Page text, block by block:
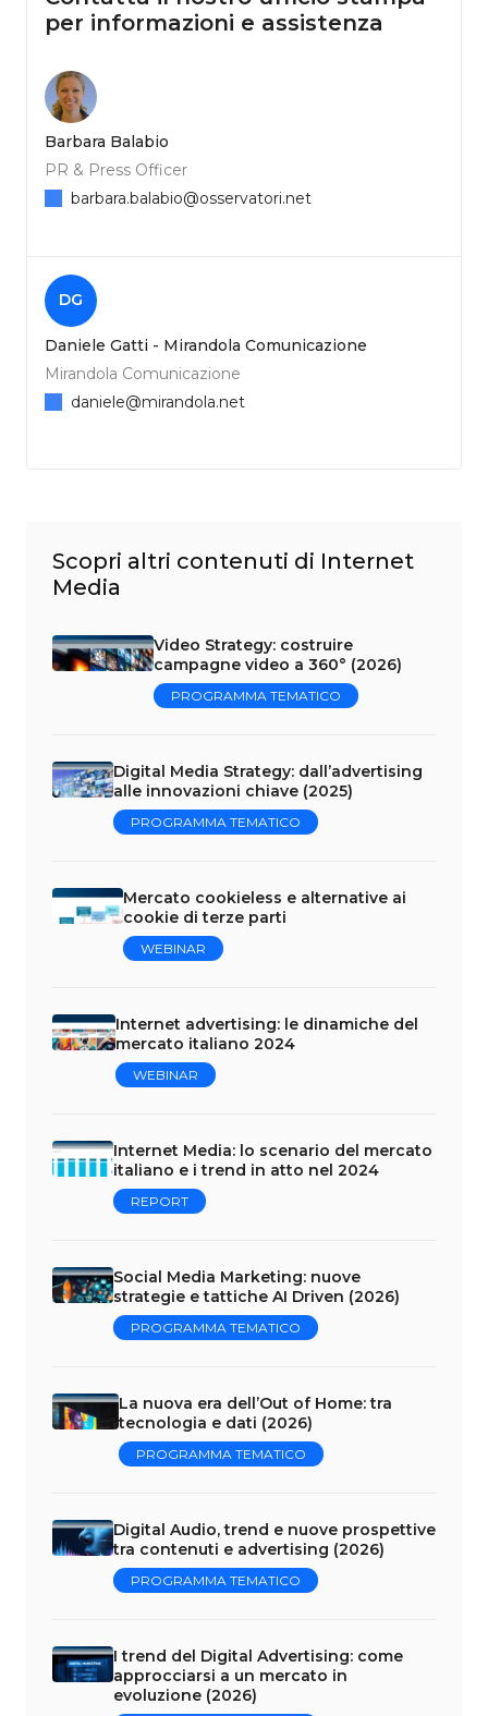
per informazioni e assistenza
Barbara Balabio
PR & Press Officer
barbara.balabio@osservatori.net
DG
Daniele Gatti - Mirandola Comunicazione
Mirandola Comunicazione
daniele@mirandola.net
Scopri altri contenuti di Internet
Media
Video Strategy: costruire
campagne video a 360° (2026)
PROGRAMMA TEMATICO
Digital Media Strategy: dall’advertising
alle innovazioni chiave (2025)
PROGRAMMA TEMATICO
Mercato cookieless e alternative ai
cookie di terze parti
WEBINAR
Internet advertising: le dinamiche del
mercato italiano 2024
WEBINAR
Internet Media: lo scenario del mercato
italiano e i trend in atto nel 2024
REPORT
Social Media Marketing: nuove
strategie e tattiche AI Driven (2026)
PROGRAMMA TEMATICO
La nuova era dell’Out of Home: tra
tecnologia e dati (2026)
PROGRAMMA TEMATICO
Digital Audio, trend e nuove prospettive
tra contenuti e advertising (2026)
PROGRAMMA TEMATICO
I trend del Digital Advertising: come
approcciarsi a un mercato in
evoluzione (2026)